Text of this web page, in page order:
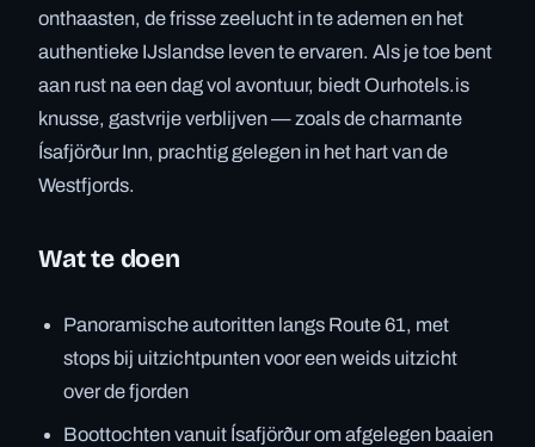
onthaasten, de frisse zeelucht in te ademen en het
authentieke IJslandse leven te ervaren. Als je toe bent
aan rust na een dag vol avontuur, biedt Ourhotels.is
knusse, gastvrije verblijven — zoals de charmante
Ísafjörður Inn, prachtig gelegen in het hart van de
Westfjords.
Wat te doen
Panoramische autoritten langs Route 61, met
stops bij uitzichtpunten voor een weids uitzicht
over de fjorden
Boottochten vanuit Ísafjörður om afgelegen baaien